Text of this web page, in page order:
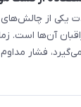
یکی از
آن‌ها است.
فشار